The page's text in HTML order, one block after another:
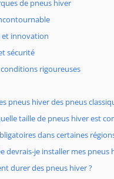
de pneus hiver
et innovation
sécurité
rigoureuses
pneus hiver des pneus
taille de pneus hiver est
dans certaines
devrais-je installer mes pneus
durer des pneus hiver ?